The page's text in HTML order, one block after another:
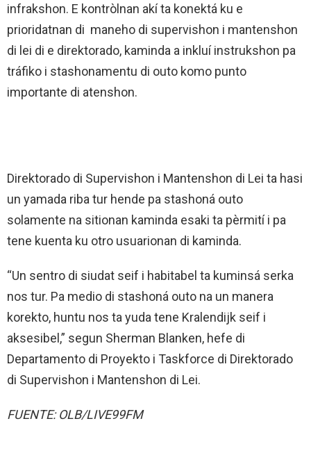
infrakshon. E kontròlnan akí ta konektá ku e
prioridatnan di maneho di supervishon i mantenshon
di lei di e direktorado, kaminda a inkluí instrukshon pa
tráfiko i stashonamentu di outo komo punto
importante di atenshon.
Direktorado di Supervishon i Mantenshon di Lei ta hasi
un yamada riba tur hende pa stashoná outo
solamente na sitionan kaminda esaki ta pèrmití i pa
tene kuenta ku otro usuarionan di kaminda.
“Un sentro di siudat seif i habitabel ta kuminsá serka
nos tur. Pa medio di stashoná outo na un manera
korekto, huntu nos ta yuda tene Kralendijk seif i
aksesibel,” segun Sherman Blanken, hefe di
Departamento di Proyekto i Taskforce di Direktorado
di Supervishon i Mantenshon di Lei.
FUENTE: OLB/LIVE99FM